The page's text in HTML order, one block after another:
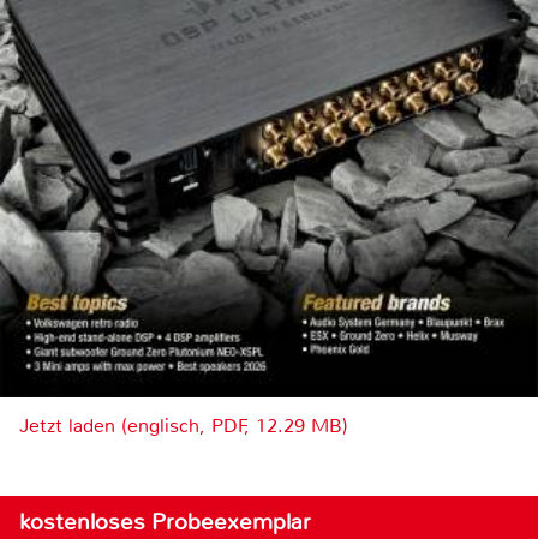
Jetzt laden (englisch, PDF, 12.29 MB)
kostenloses Probeexemplar